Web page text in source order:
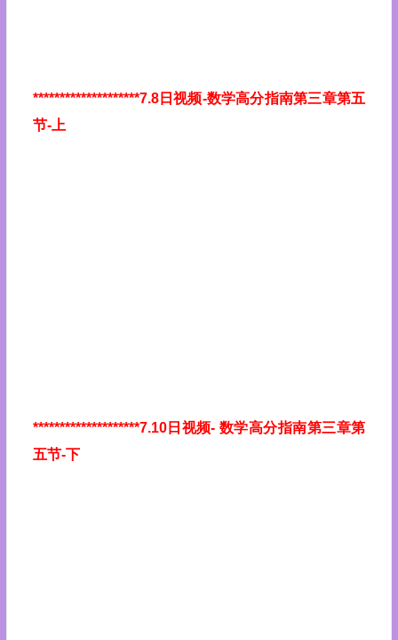
********************7.8日视频-数学高分指南第三章第五
节-上
********************7.10日视频- 数学高分指南第三章第
五节-下